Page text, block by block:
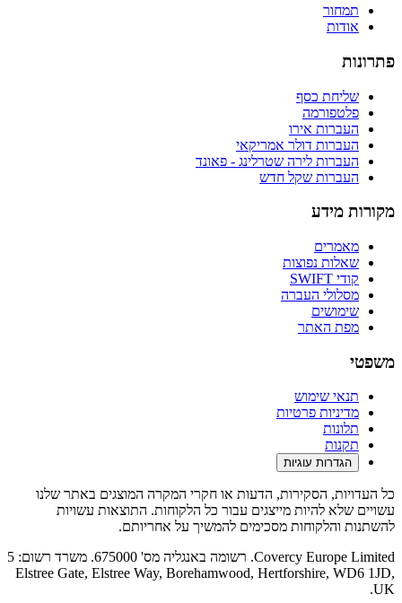
תמחור
אודות
פתרונות
שליחת כסף
פלטפורמה
העברות אירו
העברות דולר אמריקאי
העברות לירה שטרלינג - פאונד
העברות שקל חדש
מקורות מידע
מאמרים
שאלות נפוצות
קודי SWIFT
מסלולי העברה
שימושים
מפת האתר
משפטי
תנאי שימוש
מדיניות פרטיות
תלונות
תקנות
הגדרות עוגיות
כל העדויות, הסקירות, הדעות או חקרי המקרה המוצגים באתר שלנו
עשויים שלא להיות מייצגים עבור כל הלקוחות. התוצאות עשויות
להשתנות והלקוחות מסכימים להמשיך על אחריותם.
Covercy Europe Limited. רשומה באנגליה מס' 675000. משרד רשום: 5
Elstree Gate, Elstree Way, Borehamwood, Hertforshire, WD6 1JD,
UK.